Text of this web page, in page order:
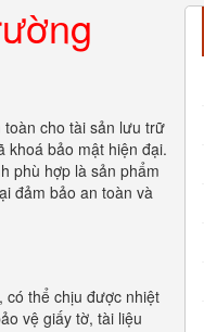
cho tài sản lưu trữ
khoá bảo mật hiện đại.
phù hợp là sản phẩm
đảm bảo an toàn và
có thể chịu được nhiệt
vệ giấy tờ, tài liệu